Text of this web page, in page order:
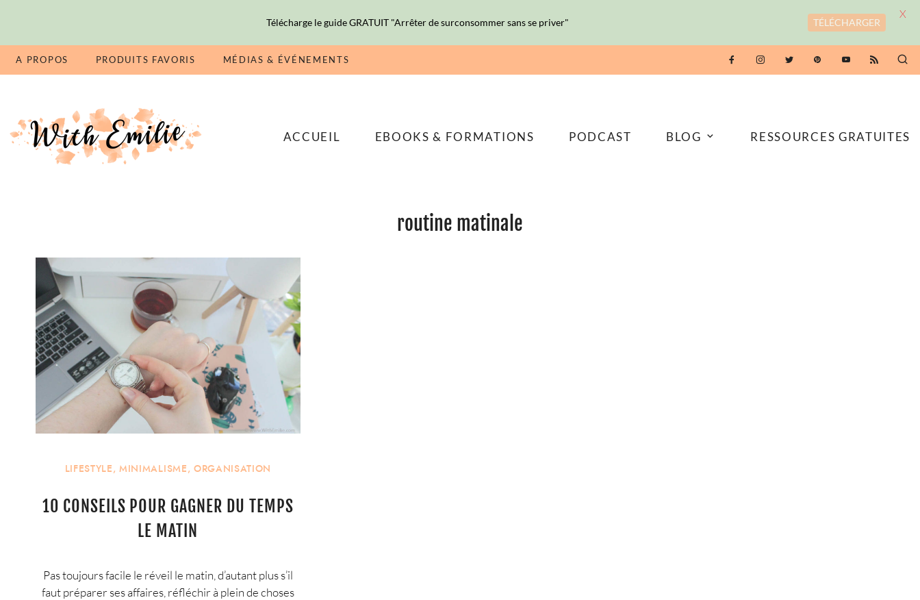
A PROPOS PRODUITS FAVORIS MÉDIAS & ÉVÉNEMENTS
ACCUEIL EBOOKS & FORMATIONS PODCAST BLOG RESSOURCES GRATUITES
routine matinale
LIFESTYLE,MINIMALISME, ORGANISATION
10 CONSEILS POUR GAGNER DU TEMPS
LE MATIN
Pas toujours facile le réveil le matin, d’autant plus s’il
faut préparer ses affaires, réfléchir à plein de choses
Télécharge le guide GRATUIT "Arrêter de surconsommer sans se priver" TÉLÉCHARGER
X